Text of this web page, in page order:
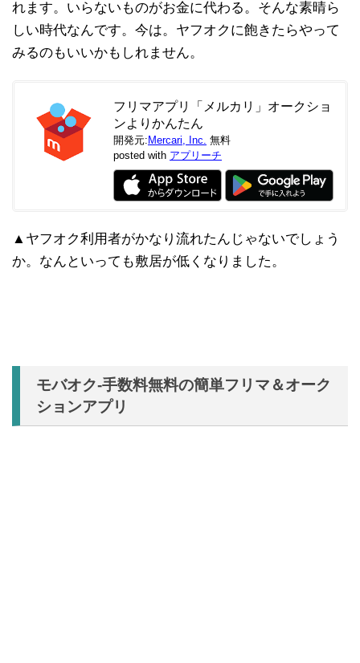
れます。いらないものがお金に代わる。そんな素晴ら
しい時代なんです。今は。ヤフオクに飽きたらやって
みるのもいいかもしれません。
フリマアプリ「メルカリ」オークショ
ンよりかんたん
開発元: Mercari, Inc. 無料
posted with アプリーチ
▲ヤフオク利用者がかなり流れたんじゃないでしょう
か。なんといっても敷居が低くなりました。
モバオク-手数料無料の簡単フリマ＆オーク
ションアプリ